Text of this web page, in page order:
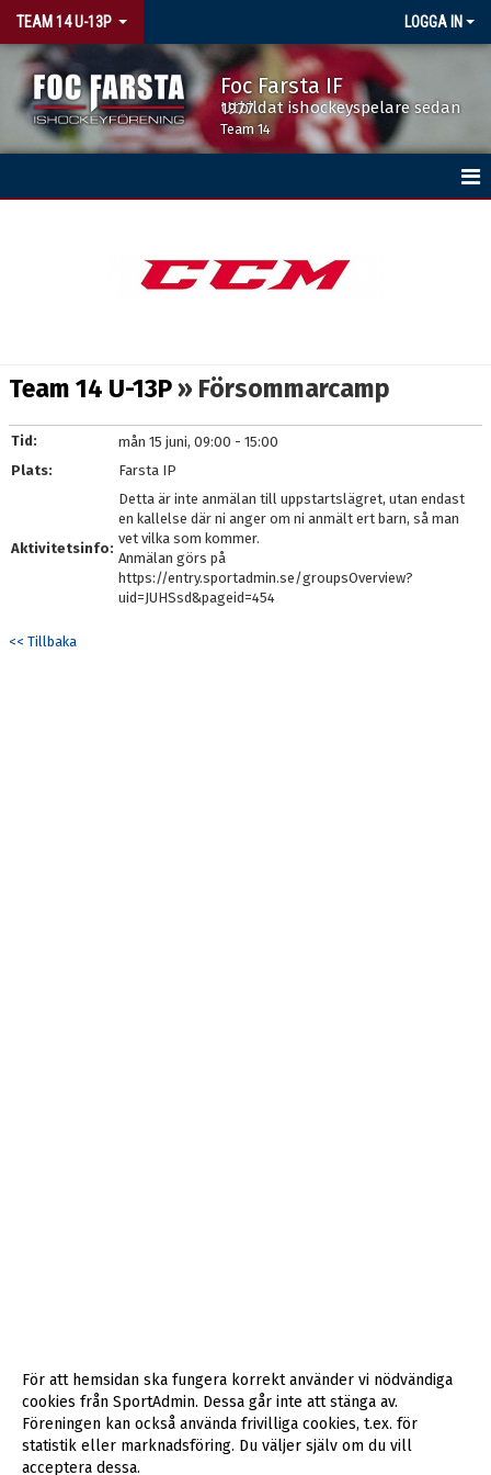
TEAM 14 U-13P LOGGA IN
Foc Farsta IF
Utbildat ishockeyspelare sedan 1977
Team 14
KONTAKT
Team 14 U-13P» Försommarcamp
Tid:
mån 15 juni, 09:00 - 15:00
Plats:
Farsta IP
Aktivitetsinfo:
Detta är inte anmälan till uppstartslägret, utan endast
en kallelse där ni anger om ni anmält ert barn, så man
vet vilka som kommer.
Anmälan görs på
https://entry.sportadmin.se/groupsOverview?
uid=JUHSsd&pageid=454
<< Tillbaka
För att hemsidan ska fungera korrekt använder vi nödvändiga
cookies från SportAdmin. Dessa går inte att stänga av.
Föreningen kan också använda frivilliga cookies, t.ex. för
statistik eller marknadsföring. Du väljer själv om du vill
acceptera dessa.